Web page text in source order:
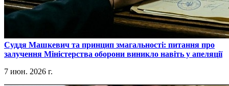
​Суддя Машкевич та принцип змагальності: питання про
залучення Міністерства оборони виникло навіть у апеляції
7 июн. 2026 г.